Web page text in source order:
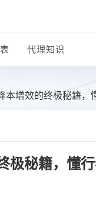
代理知识
增效的终极秘籍，
极秘籍，懂